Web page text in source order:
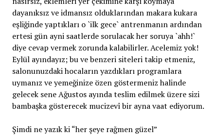
dayanıksız ve idmansız olduklarından makara kukara
eşliğinde yaptıkları o `ilk gece` antrenmanın ardından
ertesi gün ayni saatlerde sorulacak her soruya `ahh!`
diye cevap vermek zorunda kalabilirler. Acelemiz yok!
Eylül ayındayız; bu ve benzeri siteleri takip etmeniz,
salonunuzdaki hocaların yazdıkları programlara
uymanız ve yemeğinize özen göstermeniz halinde
gelecek sene Ağustos ayında teslim edilmek üzere sizi
bambaşka gösterecek mucizevî bir ayna vaat ediyorum.
Şimdi ne yazık ki “her şeye rağmen güzel”